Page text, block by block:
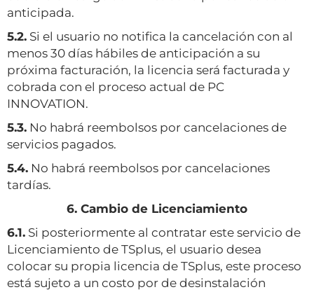
anticipada.
5.2. Si el usuario no notifica la cancelación con al
menos 30 días hábiles de anticipación a su
próxima facturación, la licencia será facturada y
cobrada con el proceso actual de PC
INNOVATION.
5.3. No habrá reembolsos por cancelaciones de
servicios pagados.
5.4. No habrá reembolsos por cancelaciones
tardías.
6. Cambio de Licenciamiento
6.1. Si posteriormente al contratar este servicio de
Licenciamiento de TSplus, el usuario desea
colocar su propia licencia de TSplus, este proceso
está sujeto a un costo por de desinstalación